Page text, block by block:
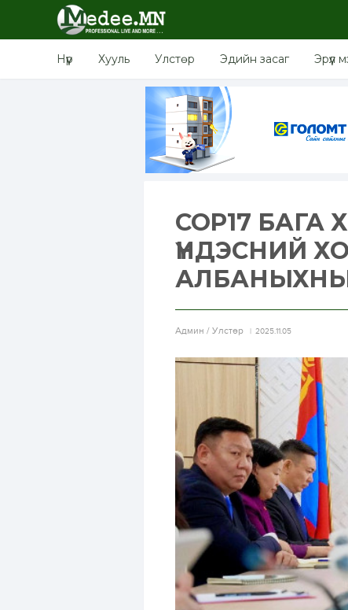
Нүүр Хууль Улстөр Эдийн засаг Эрүүл
COP17
ҮНДЭСНИЙ
Aдмин / Улстөр 2025.11.05